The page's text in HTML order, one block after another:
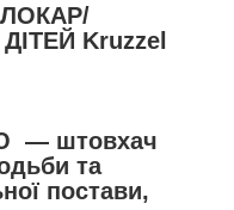
Kruzzel
— штовхач
та
постави,